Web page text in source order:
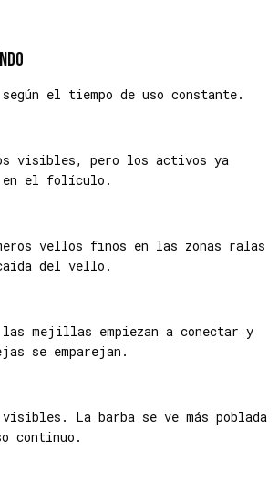
el tiempo de uso constante.
visibles, pero los activos ya
en el folículo.
vellos finos en las zonas ralas
del vello.
mejillas empiezan a conectar y
se emparejan.
visibles. La barba se ve más poblada
continuo.